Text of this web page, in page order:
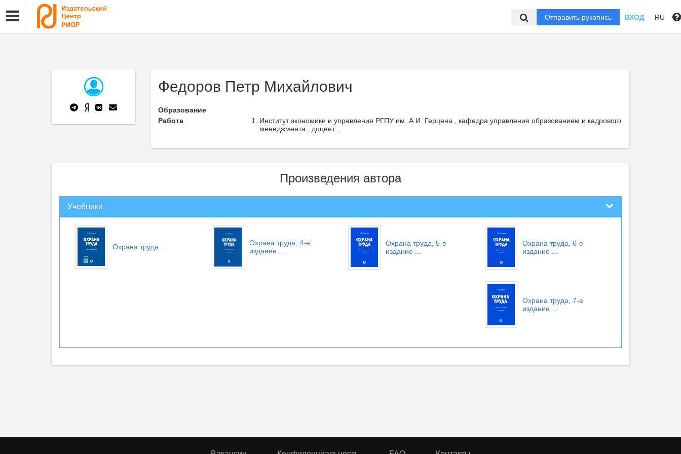
Отправить рукопись ВХОД RU
Федоров Петр Михайлович
Образование
Работа
Институт экономики и управления РГПУ им. А.И. Герцена , кафедра управления образованием и кадрового
менеджмента , доцент ,
Произведения автора
Учебники
Охрана труда
Охрана труда, 4-е
издание
Охрана труда, 5-е
издание
Охрана труда, 6-е
издание
Охрана труда, 7-е
издание